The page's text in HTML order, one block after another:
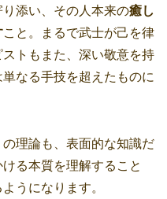
添い、その人本来の癒し
こと。まるで武士が己を律
トもまた、深い敬意を持
なる手技を超えたものに
の理論も、表面的な知識だ
る本質を理解すること
うになります。